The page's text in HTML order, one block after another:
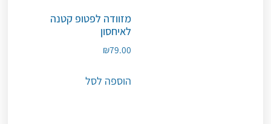
מזוודה לפטופ קטנה
לאיחסון
₪79.00
הוספה לסל